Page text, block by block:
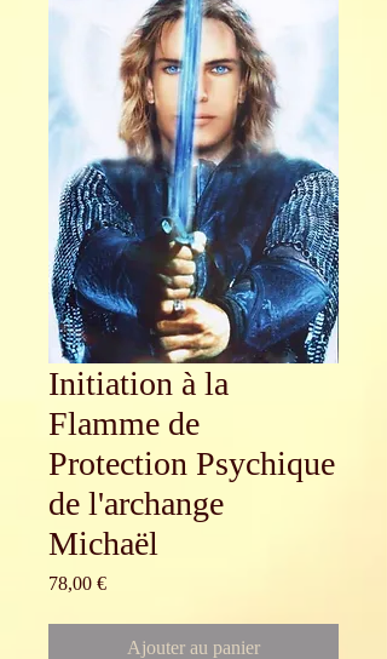
Initiation à la
Flamme de
Protection Psychique
de l'archange
Michaël
78,00 €Prix
Ajouter au panier